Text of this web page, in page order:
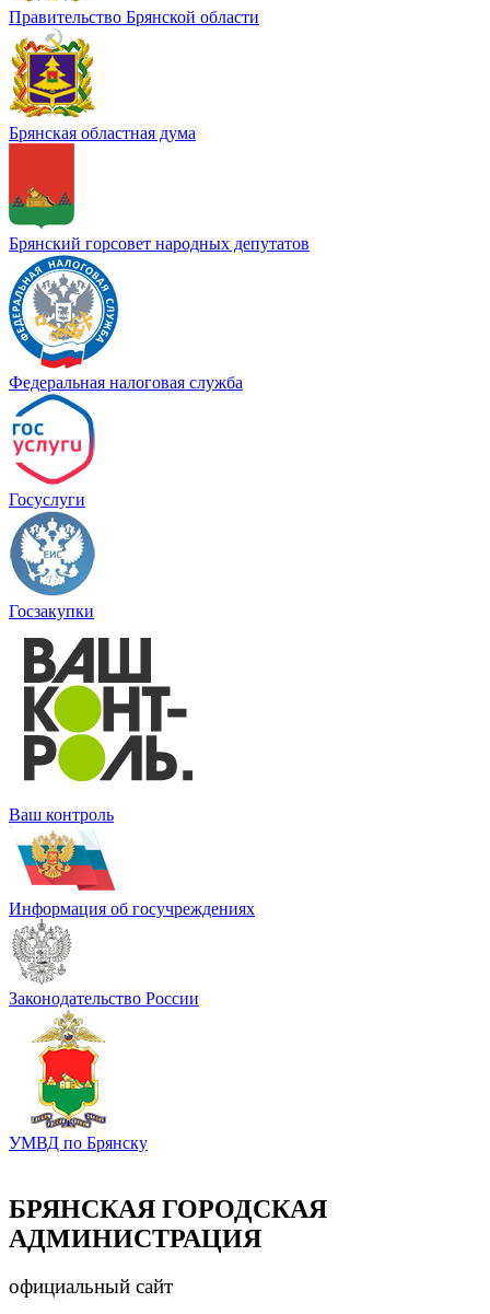
Правительство Брянской области
Брянская областная дума
Брянский горсовет народных депутатов
Федеральная налоговая служба
Госуслуги
Госзакупки
Ваш контроль
Информация об госучреждениях
Законодательство России
УМВД по Брянску
БРЯНСКАЯ ГОРОДСКАЯ
АДМИНИСТРАЦИЯ
официальный сайт